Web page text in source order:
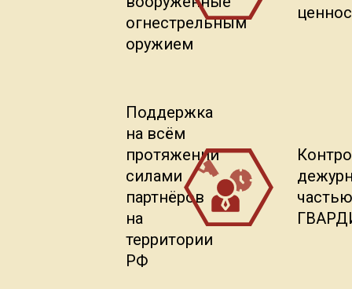
огнестрельным
оружием
Поддержка
на всём
протяжении
силами
партнёров
на
территории
РФ
частью